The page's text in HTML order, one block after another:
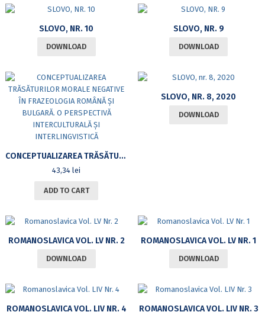
SLOVO, NR. 10
DOWNLOAD
SLOVO, NR. 9
DOWNLOAD
CONCEPTUALIZAREA TRĂSĂTURILOR MORALE NEGATIVE ÎN FRAZEOLOGIA ROMÂNĂ ȘI BULGARĂ. O PERSPECTIVĂ INTERCULTURALĂ ȘI INTERLINGVISTICĂ
43,34lei
ADD TO CART
SLOVO, NR. 8, 2020
DOWNLOAD
ROMANOSLAVICA VOL. LV NR. 2
DOWNLOAD
ROMANOSLAVICA VOL. LV NR. 1
DOWNLOAD
ROMANOSLAVICA VOL. LIV NR. 4 ROMANOSLAVICA VOL. LIV NR. 3